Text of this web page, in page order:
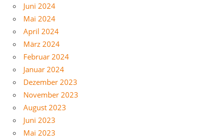
Juni 2024
Mai 2024
April 2024
März 2024
Februar 2024
Januar 2024
Dezember 2023
November 2023
August 2023
Juni 2023
Mai 2023